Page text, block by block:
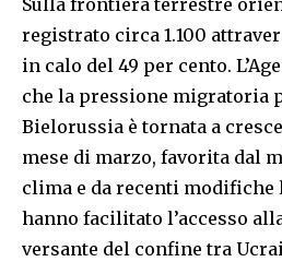
Sulla frontiera terrestre
registrato circa 1.100
in calo del 49 per cento.
che la pressione migratoria
Bielorussia è tornata a
mese di marzo, favorita dal
clima e da recenti modifiche
hanno facilitato l’accesso
versante del confine tra